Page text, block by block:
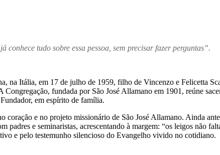
conhece tudo sobre essa pessoa, sem precisar fazer perguntas”.
na Itália, em 17 de julho de 1959, filho de Vincenzo e Felicetta
fundada por São José Allamano em 1901, reúne
em espírito de família.
coração e no projeto missionário de São José Allamano. Ainda
padres e seminaristas, acrescentando à margem: “os leigos não
e pelo testemunho silencioso do Evangelho vivido no cotidiano.